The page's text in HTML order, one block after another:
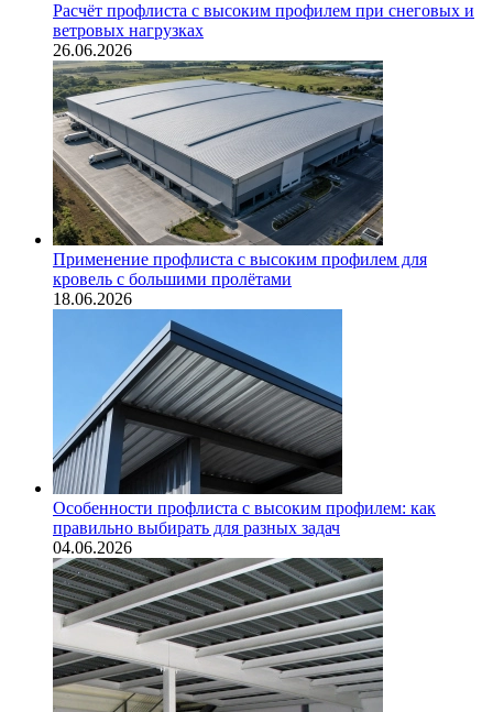
Расчёт профлиста с высоким профилем при снеговых и
ветровых нагрузках
26.06.2026
Применение профлиста с высоким профилем для
кровель с большими пролётами
18.06.2026
Особенности профлиста с высоким профилем: как
правильно выбирать для разных задач
04.06.2026